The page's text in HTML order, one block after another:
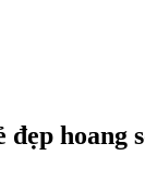
đẹp hoang